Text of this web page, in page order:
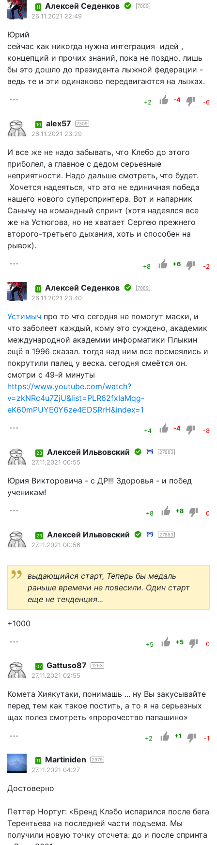
11 Алексей Седенков 7889
26.11.2021 22:49
Юрий
сейчас как никогда нужна интеграция идей ,
концепций и прочих знаний, пока не поздно. лишь
бы это дошло до президента лыжной федерации -
ведь те и эти одинаково передвигаются на лыжах.
+2 -4 -6
10 alex57 7309
26.11.2021 23:29
И все же не надо забывать, что Клебо до этого
приболел, а главное с дедом серьезные
неприятности. Надо дальше смотреть, что будет.
Хочется надеяться, что это не единичная победа
нашего нового суперспринтера. Вот и напарник
Санычу на командный спринт (хотя надеялся все
же на Устюгова, но не хватает Сергею прежнего
второго-третьего дыхания, хоть и способен на
рывок).
+8 +6 -2
11 Алексей Седенков 7889
26.11.2021 23:40
Устимыч про то что сегодня не помогут маски, и
что заболеет каждый, кому это суждено, академик
международной академии информатики Плыкин
ещё в 1996 сказал. тогда над ним все посмеялись и
покрутили палец у веска. сегодня смеётся он.
смотри с 49-й минуты
https://www.youtube.com/watch?
v=zkNRc4u7ZjU&list=PLR62fxIaMqg-
eK60mPUYE0Y6ze4EDSRrH&index=1
+4 -4 -8
23 Алексей Ильвовский 27883
27.11.2021 00:55
Юрия Викторовича - с ДР!!! Здоровья - и побед
ученикам!
+8 +8 0
23 Алексей Ильвовский 27883
27.11.2021 00:56
выдающийся старт, Теперь бы медаль
раньше времени не повесили. Один старт
еще не тенденция...
+1000
+5 +5 0
07 Gattuso87 1263
27.11.2021 02:55
Комета Хиякутаки, понимашь ... ну Вы закусывайте
перед тем как такое постить, а то я на серьезных
щах полез смотреть «пророчество папашино»
+2 +1 -1
11 Martiniden 2979
27.11.2021 04:27
Достоверно
Петтер Нортуг: «Бренд Клэбо испарился после бега
Терентьева на последней части подъема. Мы
получили новую точку отсчета: до и после спринта